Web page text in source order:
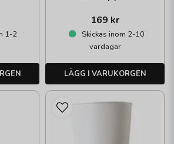
1-2
169 kr
Skickas inom 2-10
vardagar
LÄGG I VARUKORGEN